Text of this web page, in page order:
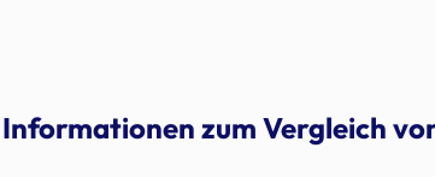
zum Vergleich